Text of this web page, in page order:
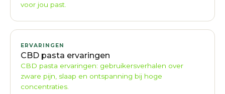
voor jou past.
ERVARINGEN
CBD pasta ervaringen
CBD pasta ervaringen: gebruikersverhalen over
zware pijn, slaap en ontspanning bij hoge
concentraties.